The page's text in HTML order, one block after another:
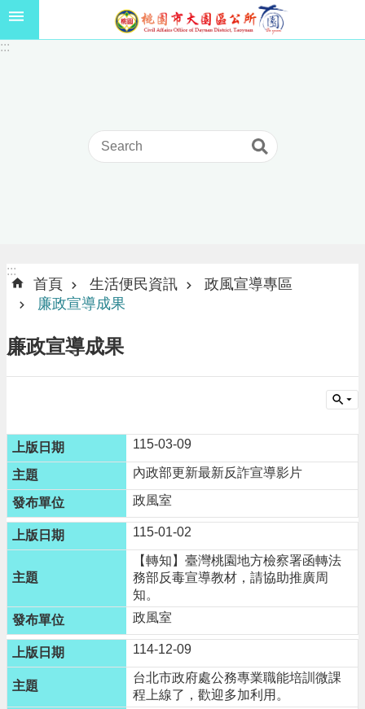
跳到主要內容區塊
1
獎
學
金
上
請
回
饋
金
醫
療
保
健
線
申
請
市
民
:::
:::
:::
首頁 生活便民資訊
政風宣導專區
廉政宣導成果
廉政宣導成果
115-03-09
內政部更新最新反詐宣導影片
政風室
115-01-02
【轉知】臺灣桃園地方檢察署函轉法
務部反毒宣導教材，請協助推廣周
知。
政風室
114-12-09
台北市政府處公務專業職能培訓微課
程上線了，歡迎多加利用。